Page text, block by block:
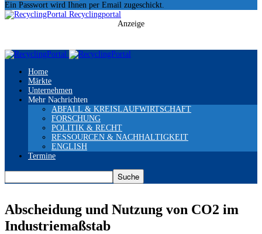
Ein Passwort wird Ihnen per Email zugeschickt.
Recyclingportal
Anzeige
Home
Märkte
Unternehmen
Mehr Nachrichten
ABFALL & KREISLAUFWIRTSCHAFT
FORSCHUNG
POLITIK & RECHT
RESSOURCEN & NACHHALTIGKEIT
ENGLISH
Termine
Abscheidung und Nutzung von CO2 im
Industriemaßstab